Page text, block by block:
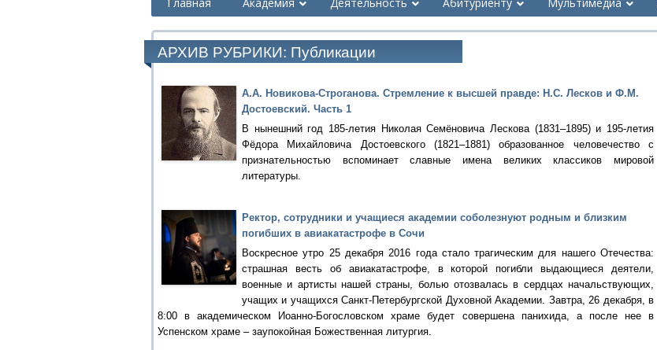
АРХИВ РУБРИКИ: Публикации
А.А. Новикова-Строганова. Стремление к высшей правде: Н.С. Лесков и Ф.М.
Достоевский. Часть 1
В нынешний год 185-летия Николая Семёновича Лескова (1831–1895) и 195-летия
Фёдора Михайловича Достоевского (1821–1881) образованное человечество с
признательностью вспоминает славные имена великих классиков мировой
литературы.
Ректор, сотрудники и учащиеся академии соболезнуют родным и близким
погибших в авиакатастрофе в Сочи
Воскресное утро 25 декабря 2016 года стало трагическим для нашего Отечества:
страшная весть об авиакатастрофе, в которой погибли выдающиеся деятели,
военные и артисты нашей страны, болью отозвалась в сердцах начальствующих,
учащих и учащихся Санкт-Петербургской Духовной Академии. Завтра, 26 декабря, в
8:00 в академическом Иоанно-Богословском храме будет совершена панихида, а после нее в
Успенском храме – заупокойная Божественная литургия.